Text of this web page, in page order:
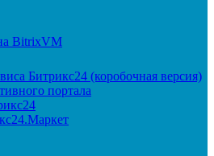
BitrixVM
Битрикс24 (коробочная версия)
портала